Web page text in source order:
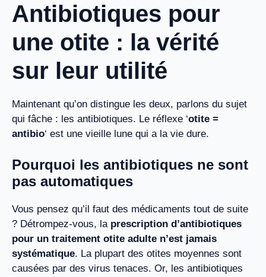
Antibiotiques pour
une otite : la vérité
sur leur utilité
Maintenant qu’on distingue les deux, parlons du sujet
qui fâche : les antibiotiques. Le réflexe ‘otite =
antibio‘ est une vieille lune qui a la vie dure.
Pourquoi les antibiotiques ne sont
pas automatiques
Vous pensez qu’il faut des médicaments tout de suite
? Détrompez-vous, la prescription d’antibiotiques
pour un traitement otite adulte n’est jamais
systématique. La plupart des otites moyennes sont
causées par des virus tenaces. Or, les antibiotiques